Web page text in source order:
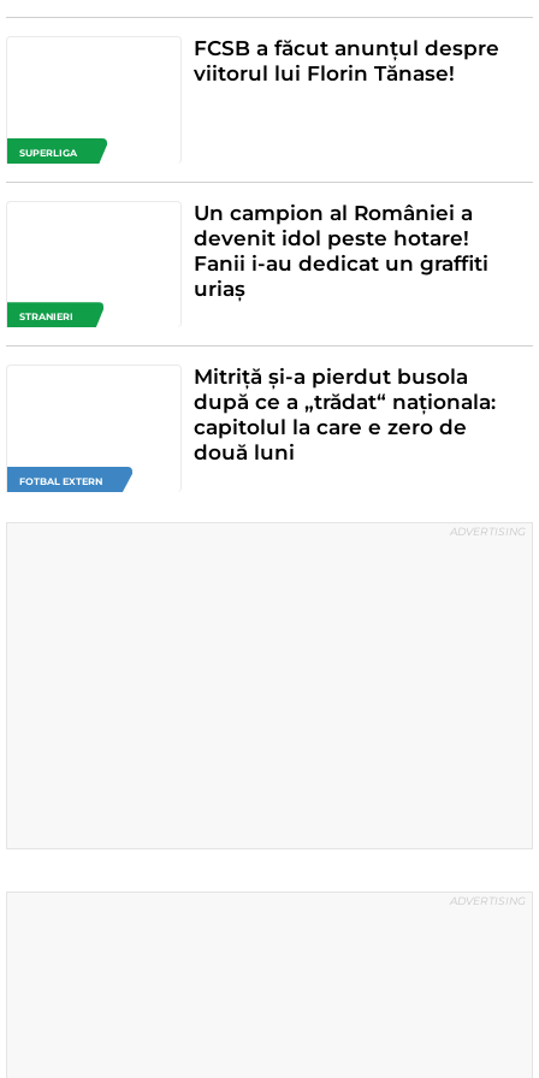
SUPERLIGA
FCSB a făcut anunțul despre
viitorul lui Florin Tănase!
STRANIERI
Un campion al României a
devenit idol peste hotare!
Fanii i-au dedicat un graffiti
uriaș
FOTBAL EXTERN
Mitriță și-a pierdut busola
după ce a „trădat“ naționala:
capitolul la care e zero de
două luni